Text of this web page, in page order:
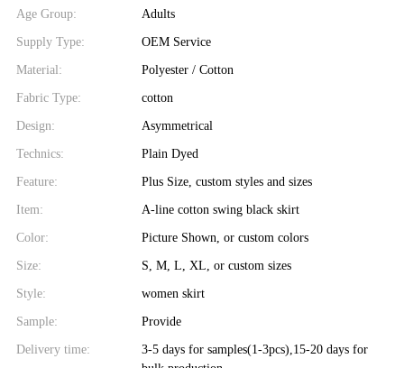
Age Group: Adults
Supply Type: OEM Service
Material: Polyester / Cotton
Fabric Type: cotton
Design: Asymmetrical
Technics: Plain Dyed
Feature: Plus Size, custom styles and sizes
Item: A-line cotton swing black skirt
Color: Picture Shown, or custom colors
Size: S, M, L, XL, or custom sizes
Style: women skirt
Sample: Provide
Delivery time:
3-5 days for samples(1-3pcs),15-20 days for